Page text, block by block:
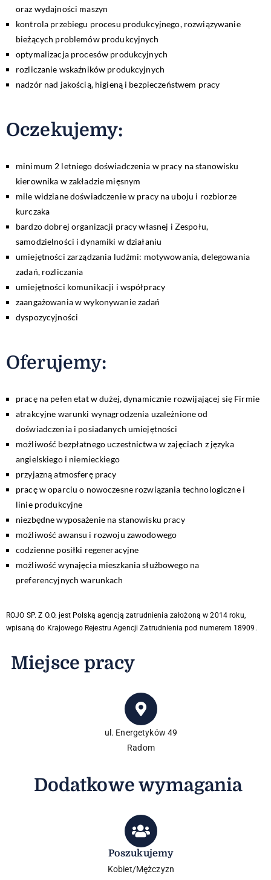
oraz wydajności maszyn
kontrola przebiegu procesu produkcyjnego, rozwiązywanie
bieżących problemów produkcyjnych
optymalizacja procesów produkcyjnych
rozliczanie wskaźników produkcyjnych
nadzór nad jakością, higieną i bezpieczeństwem pracy
Oczekujemy:
minimum 2 letniego doświadczenia w pracy na stanowisku
kierownika w zakładzie mięsnym
mile widziane doświadczenie w pracy na uboju i rozbiorze
kurczaka
bardzo dobrej organizacji pracy własnej i Zespołu,
samodzielności i dynamiki w działaniu
umiejętności zarządzania ludźmi: motywowania, delegowania
zadań, rozliczania
umiejętności komunikacji i współpracy
zaangażowania w wykonywanie zadań
dyspozycyjności
Oferujemy:
pracę na pełen etat w dużej, dynamicznie rozwijającej się Firmie
atrakcyjne warunki wynagrodzenia uzależnione od
doświadczenia i posiadanych umiejętności
możliwość bezpłatnego uczestnictwa w zajęciach z języka
angielskiego i niemieckiego
przyjazną atmosferę pracy
pracę w oparciu o nowoczesne rozwiązania technologiczne i
linie produkcyjne
niezbędne wyposażenie na stanowisku pracy
możliwość awansu i rozwoju zawodowego
codzienne posiłki regeneracyjne
możliwość wynajęcia mieszkania służbowego na
preferencyjnych warunkach
ROJO SP. Z O.O. jest Polską agencją zatrudnienia założoną w 2014 roku,
wpisaną do Krajowego Rejestru Agencji Zatrudnienia pod numerem 18909.
Miejsce pracy
ul. Energetyków 49
Radom
Dodatkowe wymagania
Poszukujemy
Kobiet/Mężczyzn